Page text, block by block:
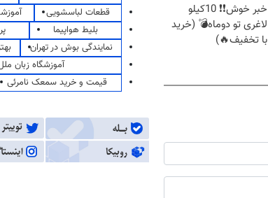
خبر خوش❗❗ 10کیلو
لاغری تو دوماه💣 (خرید
با تخفیف🔥)
قطعات لباسشویی
بلیط هواپیما
نمایندگی بوش در تهران
آموزشگاه زبان
قیمت و خرید سمعک نامرئی